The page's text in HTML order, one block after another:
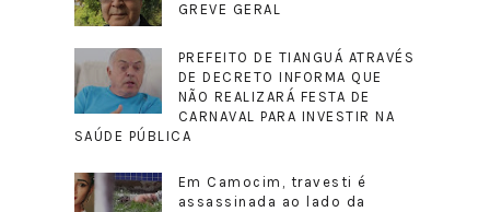
GREVE GERAL
PREFEITO DE TIANGUÁ ATRAVÉS
DE DECRETO INFORMA QUE
NÃO REALIZARÁ FESTA DE
CARNAVAL PARA INVESTIR NA
SAÚDE PÚBLICA
Em Camocim, travesti é
assassinada ao lado da